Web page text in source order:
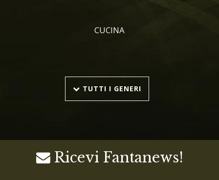
CUCINA
TUTTI I GENERI
Ricevi Fantanews!